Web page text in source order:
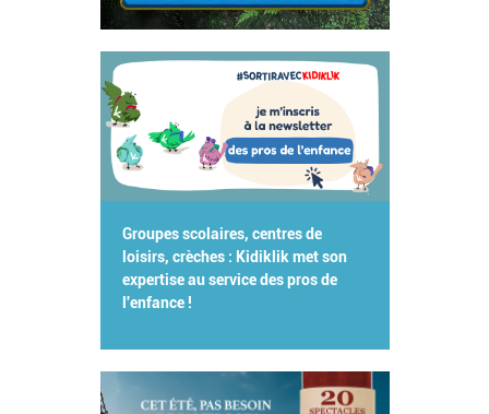
Groupes scolaires, centres de
loisirs, crèches : Kidiklik met son
expertise au service des pros de
l'enfance !